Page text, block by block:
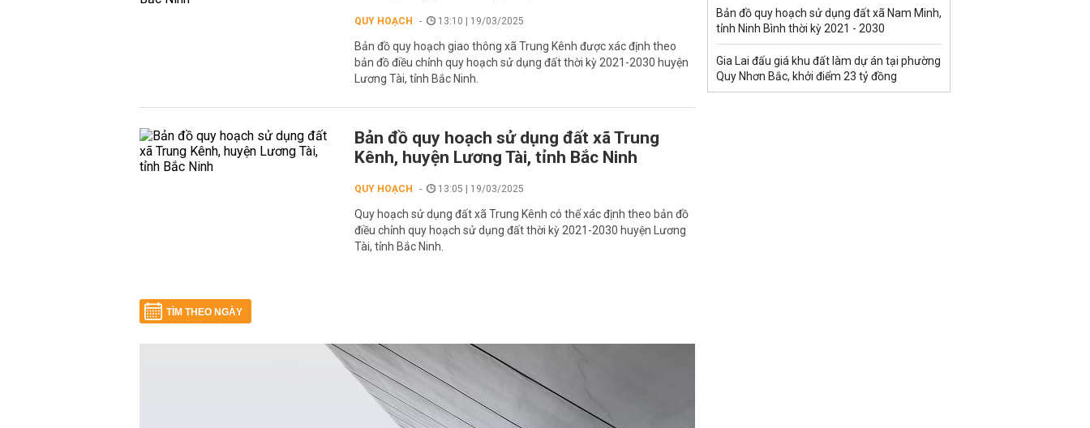
QUY HOẠCH 13:10 | 19/03/2025
Bản đồ quy hoạch giao thông xã Trung Kênh được xác định theo
bản đồ điều chỉnh quy hoạch sử dụng đất thời kỳ 2021-2030 huyện
Lương Tài, tỉnh Bắc Ninh.
Bản đồ quy hoạch sử dụng đất xã Trung
Kênh, huyện Lương Tài, tỉnh Bắc Ninh
QUY HOẠCH 13:05 | 19/03/2025
Quy hoạch sử dụng đất xã Trung Kênh có thể xác định theo bản đồ
điều chỉnh quy hoạch sử dụng đất thời kỳ 2021-2030 huyện Lương
Tài, tỉnh Bắc Ninh.
TÌM THEO NGÀY
Bản đồ quy hoạch sử dụng đất xã Nam Minh,
tỉnh Ninh Bình thời kỳ 2021 - 2030
Gia Lai đấu giá khu đất làm dự án tại phường
Quy Nhơn Bắc, khởi điểm 23 tỷ đồng